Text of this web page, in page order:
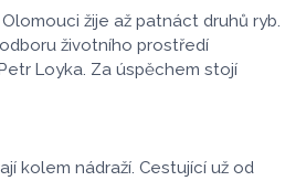
žije až patnáct druhů ryb.
životního prostředí
Loyka. Za úspěchem stojí
kolem nádraží. Cestující už od